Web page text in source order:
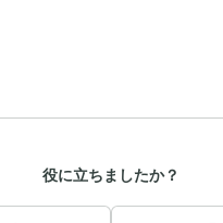
役に立ちましたか？